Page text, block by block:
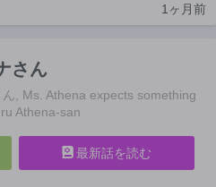
1ヶ月前
さん
, Ms. Athena expects something
Athena-san
最新話を読む